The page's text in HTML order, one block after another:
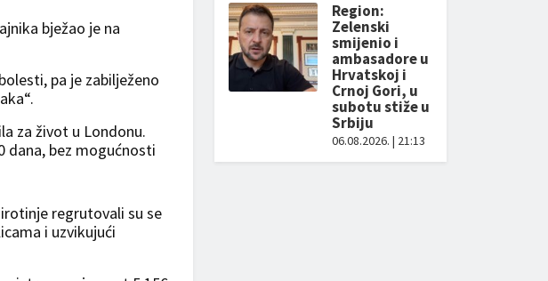
bježao je na
pa je zabilježeno
za život u Londonu.
dana, bez mogućnosti
regrutovali su se
i uzvikujući
Region:
Zelenski
smijenio i
ambasadore u
Hrvatskoj i
Crnoj Gori, u
subotu stiže u
Srbiju
06.08.2026. | 21:13